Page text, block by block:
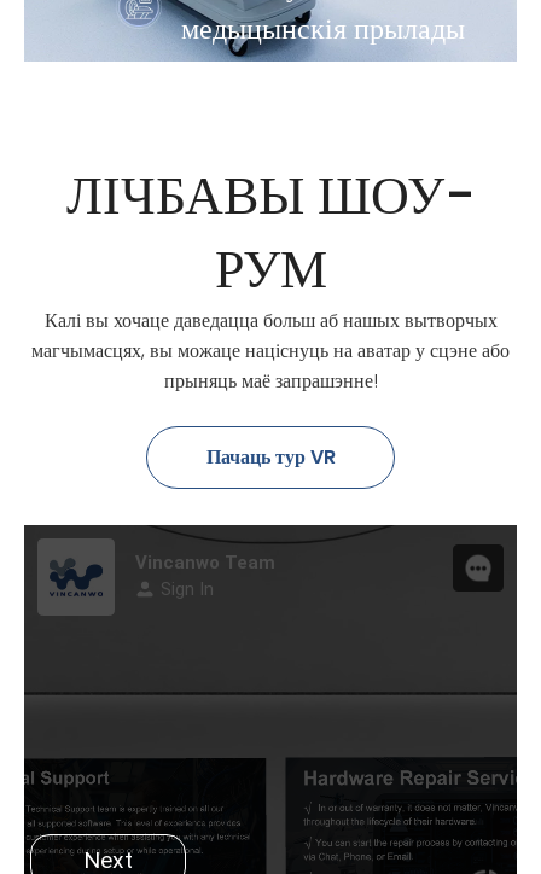
медыцынскія прылады
ЛІЧБАВЫ ШОУ-
РУМ
Калі вы хочаце даведацца больш аб нашых вытворчых
магчымасцях, вы можаце націснуць на аватар у сцэне або
прыняць маё запрашэнне!
Пачаць тур VR